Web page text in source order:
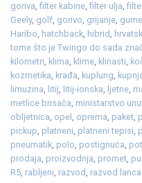
goriva,filter kabine,filter ulja,
Geely, golf, gorivo, grijanje, gume
Haribo, hatchback, hibrid,
tome što je Twingo do sada
kilometri, klima, klime, klinasti,
kozmetika, krađa, kuplung,
limuzina, litij, litij-ionska, ljetne,
metlice brisača, ministarstvo
obljetnica, opel , oprema, paket,
pickup, platneni, platneni tepisi,
pneumatik, polo, postignuća,
prodaja, proizvodnja, promet,
R5, rabljeni, razvod, razvod lanca